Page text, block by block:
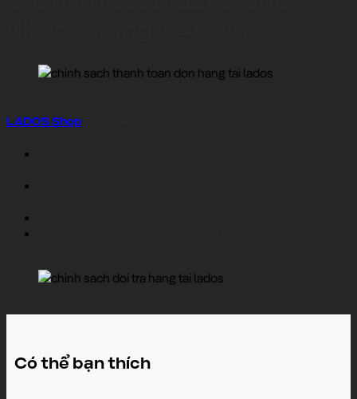
LADOS Shop
Có thể bạn thích